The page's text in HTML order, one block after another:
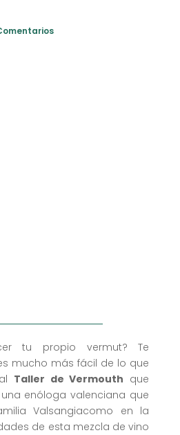
tu propio vermut? Te
mucho más fácil de lo que
Taller de Vermouth que
una enóloga valenciana que
Valsangiacomo en la
de esta mezcla de vino